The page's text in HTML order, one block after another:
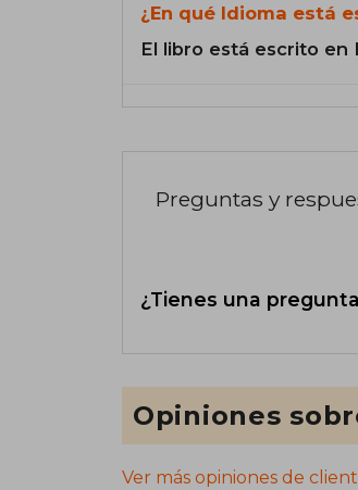
¿En qué Idioma está
El libro está escrito en
Preguntas y
¿Tienes una
Opiniones
Ver más opiniones de